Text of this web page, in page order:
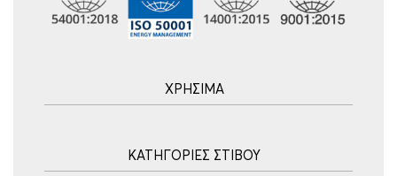
ΧΡΗΣΙΜΑ
Blog
ΚΑΤΗΓΟΡΙΕΣ ΣΤΙΒΟΥ